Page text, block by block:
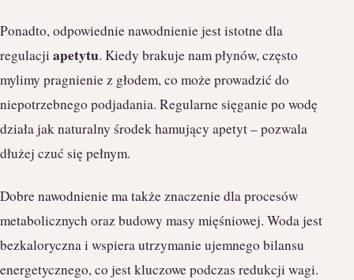
Ponadto, odpowiednie nawodnienie jest istotne dla
regulacji apetytu. Kiedy brakuje nam płynów, często
mylimy pragnienie z głodem, co może prowadzić do
niepotrzebnego podjadania. Regularne sięganie po wodę
działa jak naturalny środek hamujący apetyt – pozwala
dłużej czuć się pełnym.
Dobre nawodnienie ma także znaczenie dla procesów
metabolicznych oraz budowy masy mięśniowej. Woda jest
bezkaloryczna i wspiera utrzymanie ujemnego bilansu
energetycznego, co jest kluczowe podczas redukcji wagi.